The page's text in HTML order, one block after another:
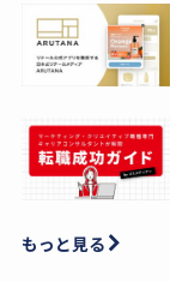
もっと見る